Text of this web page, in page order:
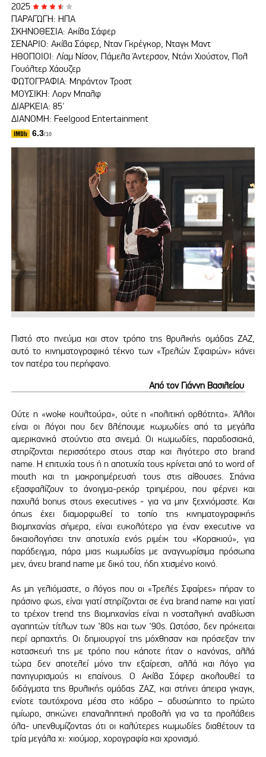
2025
ΠΑΡΑΓΩΓΗ: ΗΠΑ
ΣΚΗΝΟΘΕΣΙΑ: Ακίβα Σάφερ
ΣΕΝΑΡΙΟ: Ακίβα Σάφερ, Νταν Γκρέγκορ, Νταγκ Μαντ
ΗΘΟΠΟΙΟΙ: Λίαμ Νίσον, Πάμελα Άντερσον, Ντάνι Χιούστον, Πολ
Γουόλτερ Χάουζερ
ΦΩΤΟΓΡΑΦΙΑ: Μπράντον Τροστ
ΜΟΥΣΙΚΗ: Λορν Μπαλφ
ΔΙΑΡΚΕΙΑ: 85'
ΔΙΑΝΟΜΗ: Feelgood Entertainment
6.3/10
Πιστό στο πνεύμα και στον τρόπο της θρυλικής ομάδας ΖΑΖ,
αυτό το κινηματογραφικό τέκνο των «Τρελών Σφαιρών» κάνει
τον πατέρα του περήφανο.
Aπό τον Γιάννη Βασιλείου
Ούτε η «woke κουλτούρα», ούτε η «πολιτική ορθότητα». Άλλοι
είναι οι λόγοι που δεν βλέπουμε κωμωδίες από τα μεγάλα
αμερικανικά στούντιο στα σινεμά. Οι κωμωδίες, παραδοσιακά,
στηρίζονται περισσότερο στους σταρ και λιγότερο στο brand
name. Η επιτυχία τους ή η αποτυχία τους κρίνεται από το word of
mouth και τη μακροημέρευσή τους στις αίθουσες. Σπάνια
εξασφαλίζουν το άνοιγμα-ρεκόρ τριημέρου, που φέρνει και
παχυλά bonus στους executives - για να μην ξεχνιόμαστε. Και
όπως έχει διαμορφωθεί το τοπίο της κινηματογραφικής
βιομηχανίας σήμερα, είναι ευκολότερο για έναν executive να
δικαιολογήσει την αποτυχία ενός ριμέικ του «Κορακιού», για
παράδειγμα, πάρα μιας κωμωδίας με αναγνωρίσιμα πρόσωπα
μεν, άνευ brand name με δικό του, ήδη χτισμένο κοινό.
Ας μη γελιόμαστε, ο λόγος που οι «Τρελές Σφαίρες» πήραν το
πράσινο φως, είναι γιατί στηρίζονται σε ένα brand name και γιατί
το τρέχον trend της βιομηχανίας είναι η νοσταλγική αναβίωση
αγαπητών τίτλων των ‘80s και των ‘90s. Ωστόσο, δεν πρόκειται
περί αρπαχτής. Oι δημιουργοί της μόχθησαν και πρόσεξαν την
κατασκευή της με τρόπο που κάποτε ήταν ο κανόνας, αλλά
τώρα δεν αποτελεί μόνο την εξαίρεση, αλλά και λόγο για
πανηγυρισμούς κι επαίνους. Ο Ακίβα Σάφερ ακολουθεί τα
διδάγματα της θρυλικής ομάδας ΖΑΖ, και στήνει άπειρα γκαγκ,
ενίοτε ταυτόχρονα μέσα στο κάδρο – αδυσώπητο το πρώτο
ημίωρο, σηκώνει επαναληπτική προβολή για να τα προλάβεις
όλα- υπενθυμίζοντας ότι οι καλύτερες κωμωδίες διαθέτουν τα
τρία μεγάλα χι: χιούμορ, χορογραφία και χρονισμό.